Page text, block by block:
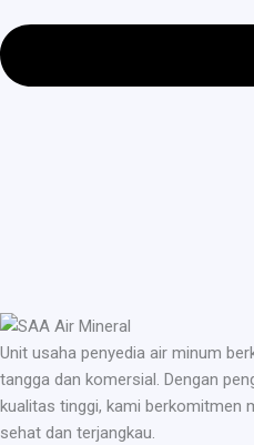
Unit usaha penyedia air minum
tangga dan komersial. Dengan
kualitas tinggi, kami berkomitmen
sehat dan terjangkau.